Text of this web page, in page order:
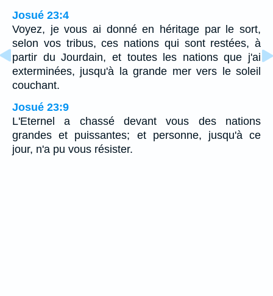
Josué 23:4
Voyez, je vous ai donné en héritage par le sort,
selon vos tribus, ces nations qui sont restées, à
partir du Jourdain, et toutes les nations que j'ai
exterminées, jusqu'à la grande mer vers le soleil
couchant.
Josué 23:9
L'Eternel a chassé devant vous des nations
grandes et puissantes; et personne, jusqu'à ce
jour, n'a pu vous résister.